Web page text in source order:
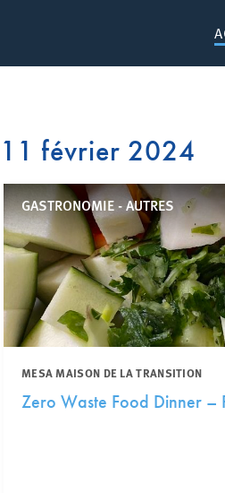
11 février 2024
GASTRONOMIE - AUTRES
MESA MAISON DE LA TRANSITION
Zero Waste Food Dinner –